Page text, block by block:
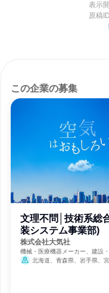
表示
原稿
この企業の募集
文理不問│技術系総
装システム事業部)
株式会社大気社
機械・医療機器メーカー、建設
力・ガス・水道・エネルギー
北海道、青森県、岩手県、宮